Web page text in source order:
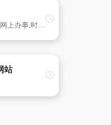
武进区人民政府,政策文件,百姓生活,网上办事,时政要闻,太湖湾,常州,武进,淹城
站